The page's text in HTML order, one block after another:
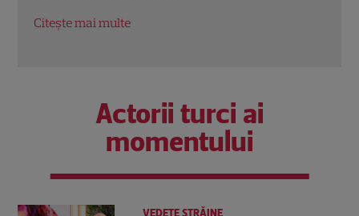
Citește mai multe
Actorii turci ai
momentului
VEDETE STRĂINE